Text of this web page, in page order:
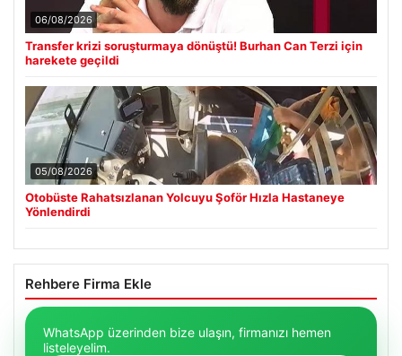
06/08/2026
Transfer krizi soruşturmaya dönüştü! Burhan Can Terzi için
harekete geçildi
05/08/2026
Otobüste Rahatsızlanan Yolcuyu Şoför Hızla Hastaneye
Yönlendirdi
Rehbere Firma Ekle
WhatsApp üzerinden bize ulaşın, firmanızı hemen
listeleyelim.